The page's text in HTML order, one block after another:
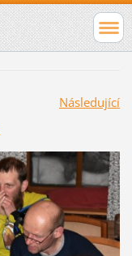
Následující